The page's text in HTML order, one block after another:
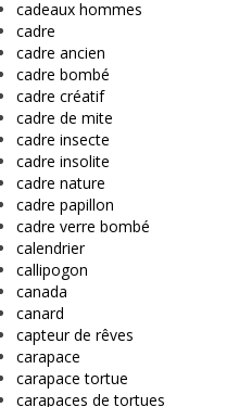
cadeaux hommes
cadre
cadre ancien
cadre bombé
cadre créatif
cadre de mite
cadre insecte
cadre insolite
cadre nature
cadre papillon
cadre verre bombé
calendrier
callipogon
canada
canard
capteur de rêves
carapace
carapace tortue
carapaces de tortues